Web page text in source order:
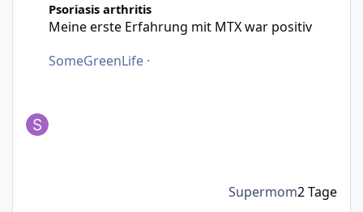
Psoriasis arthritis
Meine erste Erfahrung mit MTX war positiv
SomeGreenLife ·
Supermom2 Tage